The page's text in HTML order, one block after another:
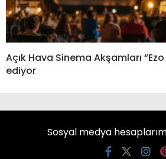
Açık Hava Sinema Akşamları
ediyor
Sosyal medya